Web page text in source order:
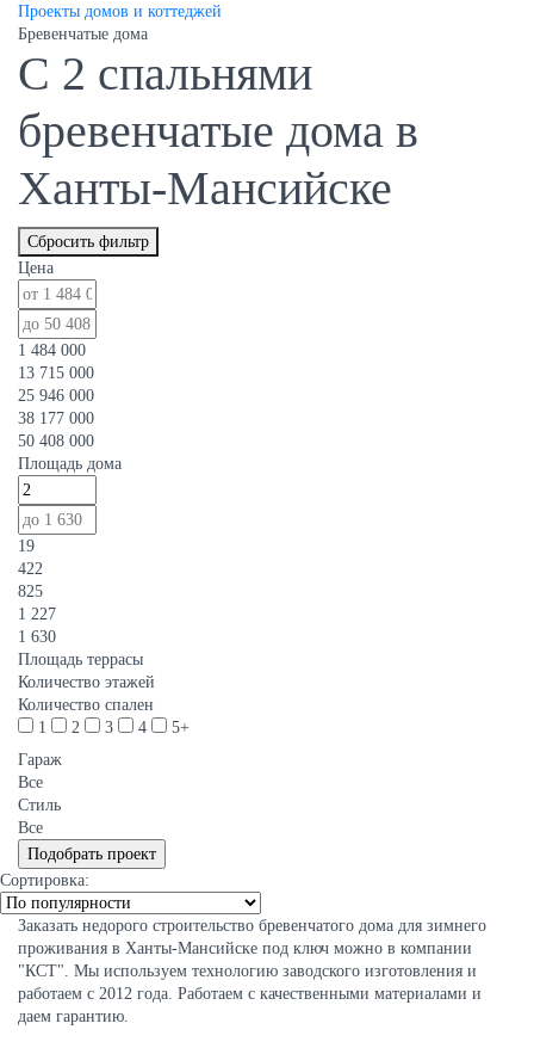
Проекты домов и коттеджей
Бревенчатые дома
С 2 спальнями
бревенчатые дома в
Ханты-Мансийске
Сбросить фильтр
Цена
1 484 000
13 715 000
25 946 000
38 177 000
50 408 000
Площадь дома
19
422
825
1 227
1 630
Площадь террасы
Количество этажей
Количество спален
1
2 3 4
5+
Гараж
Все
Стиль
Все
Сортировка:
Заказать недорого строительство бревенчатого дома для зимнего
проживания в Ханты-Мансийске под ключ можно в компании
"КСТ". Мы используем технологию заводского изготовления и
работаем с 2012 года. Работаем с качественными материалами и
даем гарантию.